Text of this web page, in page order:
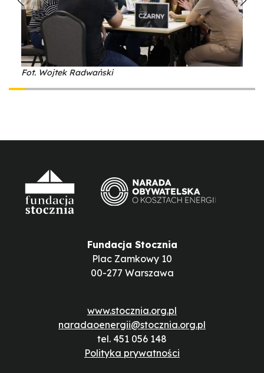
Fot. Wojtek Radwański
Fundacja Stocznia
Plac Zamkowy 10
00-277 Warszawa
www.stocznia.org.pl
naradaoenergii@stocznia.org.pl
tel. 451 056 148
Polityka prywatności